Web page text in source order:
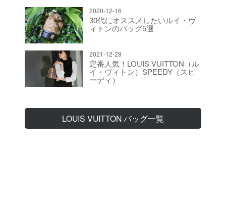
2020-12-16
30代にオススメしたいルイ・ヴ
ィトンのバッグ5選
2021-12-28
定番人気！LOUIS VUITTON（ル
イ・ヴィトン）SPEEDY（スピ
ーディ）
LOUIS VUITTON バッグ一覧